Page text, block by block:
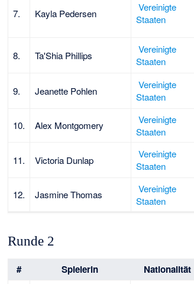
7. Kayla Pedersen
Vereinigte
Staaten
8. Ta'Shia Phillips
Vereinigte
Staaten
9. Jeanette Pohlen
Vereinigte
Staaten
10. Alex Montgomery
Vereinigte
Staaten
11. Victoria Dunlap
Vereinigte
Staaten
12. Jasmine Thomas
Vereinigte
Staaten
Runde 2
# Spielerin Nationalität